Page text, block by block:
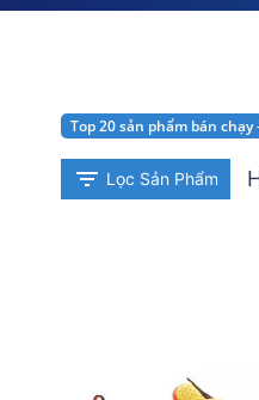
Top 20 sản phẩm bán chạy
Lọc Sản Phẩm